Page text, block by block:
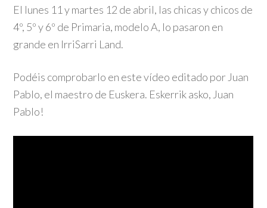
El lunes 11 y martes 12 de abril, las chicas y chicos de
4º, 5º y 6º de Primaria, modelo A, lo pasaron en
grande en IrriSarri Land.
Podéis comprobarlo en este vídeo editado por Juan
Pablo, el maestro de Euskera. Eskerrik asko, Juan
Pablo!